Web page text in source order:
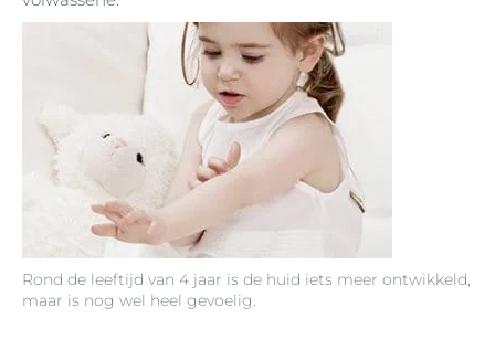
Rond de leeftijd van 4 jaar is de huid iets meer ontwikkeld,
maar is nog wel heel gevoelig.